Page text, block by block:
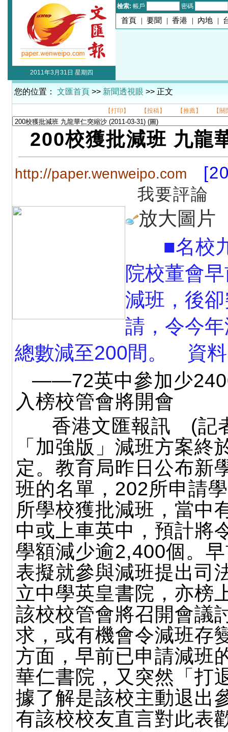
檢索: 帳戶 密碼
首頁 | 要聞 | 香港 | 內地 |
2011年3月31日 星期四
您的位置： 文匯首頁 >> 新聞透視眼 >> 正文
【打印】 【投稿】 【推薦】 【
200校獲批減班 九龍
http://paper.wenweipo.com
我要評論
放大圖片
■名校
院校董會
減班，後
請，令今
總數減至200間。 資
——72英中參加少
入榜校管會將開會
香港文匯報訊 (記
「加強版」減班方案終
定。教育局昨日公布新
班的名單，202所申請
所學校獲批減班，當中
中或上車英中，預計將
學額減少逾2,400個。
表擬就參與減班提出司
立中學英皇書院，亦榜
該校校管會將召開會議
求，或有機會令減班存
方面，早前已申請減班
華仁書院，又突然「打
據了解是該校主動退出
有該校校友直言對此表